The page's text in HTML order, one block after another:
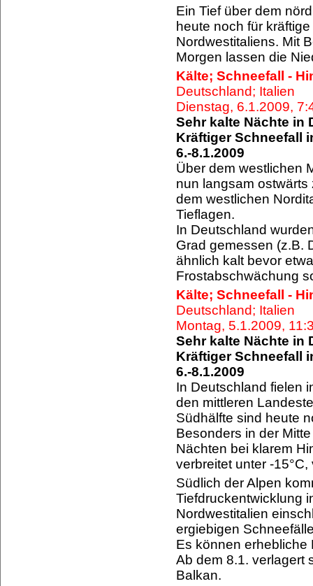
Ein Tief über dem
heute noch für
Nordwestitaliens. Mit
Morgen lassen die
Kälte; Schneefall -
Deutschland; Italien
Dienstag, 6.1.2009,
Sehr kalte Nächte in
Kräftiger Schneefall
6.-8.1.2009
Über dem westlichen
nun langsam
dem westlichen
Tieflagen.
In Deutschland
Grad gemessen (z.B.
ähnlich kalt bevor
Frostabschwächung
Kälte; Schneefall -
Deutschland; Italien
Montag, 5.1.2009,
Sehr kalte Nächte in
Kräftiger Schneefall
6.-8.1.2009
In Deutschland fielen
den mittleren
Südhälfte sind heute
Besonders in der
Nächten bei klarem
verbreitet unter -
Südlich der Alpen
Tiefdruckentwicklung
Nordwestitalien
ergiebigen
Es können erhebliche
Ab dem 8.1. verlagert
Balkan.